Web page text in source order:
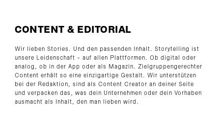
CONTENT & EDITORIAL
Wir lieben Stories. Und den passenden Inhalt. Storytelling ist
unsere Leidenschaft - auf allen Plattformen. Ob digital oder
analog, ob in der App oder als Magazin. Zielgruppengerechter
Content erhält so eine einzigartige Gestalt. Wir unterstützen
bei der Redaktion, sind als Content Creator an deiner Seite
und verpacken das, was dein Unternehmen oder dein Vorhaben
ausmacht als Inhalt, den man lieben wird.